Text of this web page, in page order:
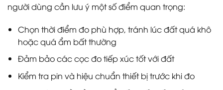
người dùng cần lưu ý một số điểm quan trọng:
Chọn thời điểm đo phù hợp, tránh lúc đất quá khô
hoặc quá ẩm bất thường
Đảm bảo các cọc đo tiếp xúc tốt với đất
Kiểm tra pin và hiệu chuẩn thiết bị trước khi đo